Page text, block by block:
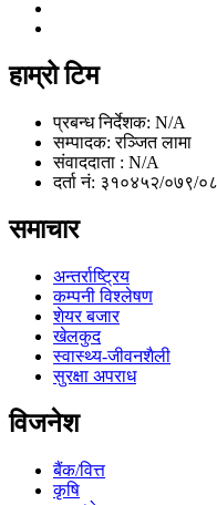
हाम्रो टिम
प्रबन्ध निर्देशक: N/A
सम्पादक: रञ्जित लामा
संवाददाता : N/A
दर्ता नं: ३१०४५२/०७९/
समाचार
अन्तर्राष्ट्रिय
कम्पनी विश्लेषण
शेयर बजार
खेलकुद
स्वास्थ्य-जीवनशैली
सुरक्षा अपराध
विजनेश
बैंक/वित्त
कृषि